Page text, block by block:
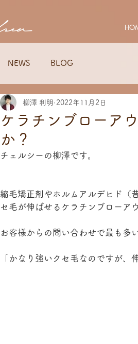
NEWS BLOG
ケラチンブローア
か？
柳澤 利明 2022年11月2日
チェルシーの柳澤です。
縮毛矯正剤やホルムアルデヒド（
セ毛が伸ばせるケラチンブローア
お客様からの問い合わせで最も多
「かなり強いクセ毛なのですが、